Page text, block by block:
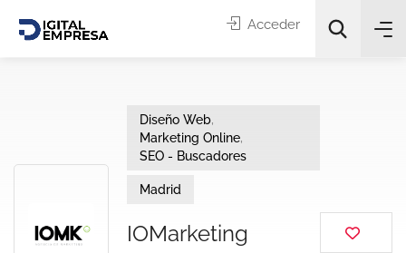
Acceder
Diseño Web,
Marketing Online,
SEO - Buscadores
Madrid
IOMarketing